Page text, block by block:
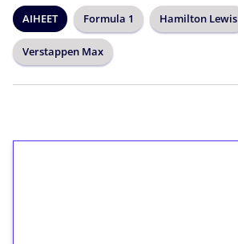
AIHEET Formula 1 Hamilton Lewis
Verstappen Max